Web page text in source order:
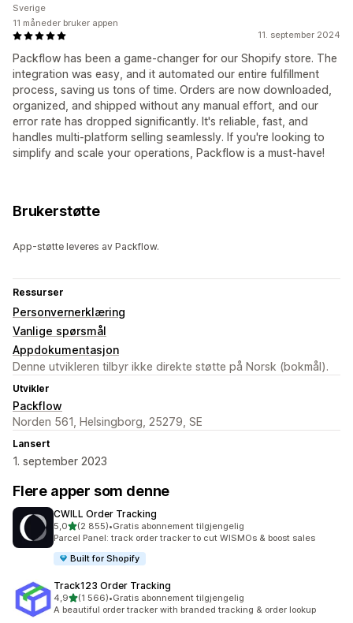
11. september 2024
Packflow has been a game-changer for our Shopify store. The
integration was easy, and it automated our entire fulfillment
process, saving us tons of time. Orders are now downloaded,
organized, and shipped without any manual effort, and our
error rate has dropped significantly. It's reliable, fast, and
handles multi-platform selling seamlessly. If you're looking to
simplify and scale your operations, Packflow is a must-have!
Sverige
11 måneder bruker appen
Brukerstøtte
App-støtte leveres av Packflow.
Ressurser
Personvernerklæring
Vanlige spørsmål
Appdokumentasjon
Denne utvikleren tilbyr ikke direkte støtte på Norsk (bokmål).
Utvikler
Packflow
Norden 561, Helsingborg, 25279, SE
Lansert
1. september 2023
Flere apper som denne
CWILL Order Tracking
5,0av 5 stjerner
(2 855)
Totalt 2855 omtaler
•Gratis abonnement tilgjengelig
Parcel Panel: track order tracker to cut WISMOs & boost sales
Built for Shopify
Track123 Order Tracking
4,9av 5 stjerner
(1 566)
Totalt 1566 omtaler
•Gratis abonnement tilgjengelig
A beautiful order tracker with branded tracking & order lookup